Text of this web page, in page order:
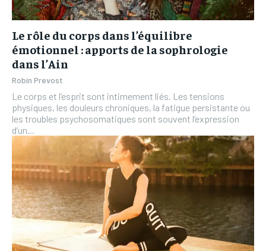
Le rôle du corps dans l’équilibre
émotionnel : apports de la sophrologie
dans l’Ain
Robin Prevost
Le corps et l’esprit sont intimement liés. Les tensions
physiques, les douleurs chroniques, la fatigue persistante ou
les troubles psychosomatiques sont souvent l’expression
d’un...